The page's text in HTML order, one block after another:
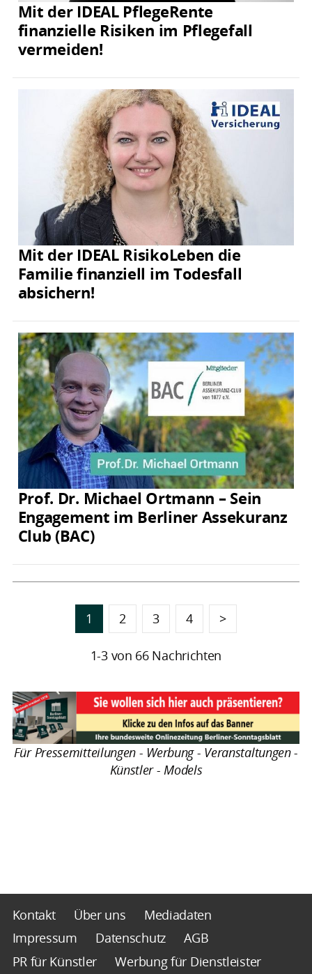
Mit der IDEAL PflegeRente
finanzielle Risiken im Pflegefall
vermeiden!
Mit der IDEAL RisikoLeben die
Familie finanziell im Todesfall
absichern!
Prof. Dr. Michael Ortmann – Sein
Engagement im Berliner Assekuranz
Club (BAC)
1 2 3 4 >
1-3 von 66 Nachrichten
Für Pressemitteilungen - Werbung - Veranstaltungen -
Künstler - Models
Kontakt Über uns
Mediadaten
Impressum
Datenschutz
AGB
PR für Künstler
Werbung für Dienstleister